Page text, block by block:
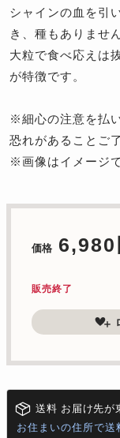
シャインの血を引
き、種もありません
大粒で食べ応えは
が特徴です。
※細心の注意を払
恐れがあることご
※画像はイメージで
価格 6,980
販売終了
送料 お届け先が
お住まいの住所で送